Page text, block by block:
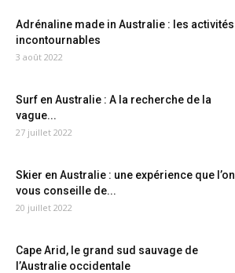
Adrénaline made in Australie : les activités
incontournables
3 août 2022
Surf en Australie : A la recherche de la
vague...
27 juillet 2022
Skier en Australie : une expérience que l’on
vous conseille de...
20 juillet 2022
Cape Arid, le grand sud sauvage de
l’Australie occidentale